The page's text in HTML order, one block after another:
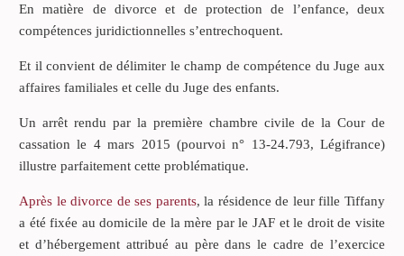
En matière de divorce et de protection de l’enfance, deux
compétences juridictionnelles s’entrechoquent.
Et il convient de délimiter le champ de compétence du Juge aux
affaires familiales et celle du Juge des enfants.
Un arrêt rendu par la première chambre civile de la Cour de
cassation le 4 mars 2015 (pourvoi n° 13-24.793, Légifrance)
illustre parfaitement cette problématique.
Après le divorce de ses parents, la résidence de leur fille Tiffany
a été fixée au domicile de la mère par le JAF et le droit de visite
et d’hébergement attribué au père dans le cadre de l’exercice